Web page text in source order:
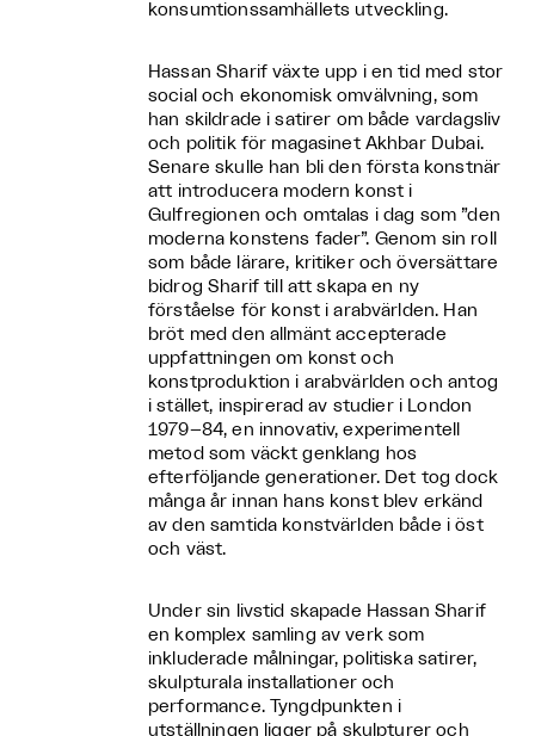
konsumtionssamhällets utveckling.
Hassan Sharif växte upp i en tid med stor
social och ekonomisk omvälvning, som
han skildrade i satirer om både vardagsliv
och politik för magasinet Akhbar Dubai.
Senare skulle han bli den första konstnär
att introducera modern konst i
Gulfregionen och omtalas i dag som ”den
moderna konstens fader”. Genom sin roll
som både lärare, kritiker och översättare
bidrog Sharif till att skapa en ny
förståelse för konst i arabvärlden. Han
bröt med den allmänt accepterade
uppfattningen om konst och
konstproduktion i arabvärlden och antog
i stället, inspirerad av studier i London
1979–84, en innovativ, experimentell
metod som väckt genklang hos
efterföljande generationer. Det tog dock
många år innan hans konst blev erkänd
av den samtida konstvärlden både i öst
och väst.
Under sin livstid skapade Hassan Sharif
en komplex samling av verk som
inkluderade målningar, politiska satirer,
skulpturala installationer och
performance. Tyngdpunkten i
utställningen ligger på skulpturer och